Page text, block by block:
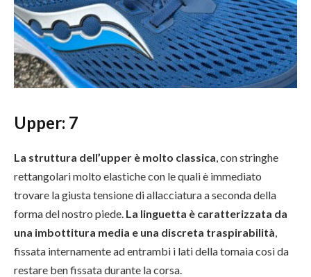
Upper: 7
La struttura dell’upper è molto classica, con stringhe
rettangolari molto elastiche con le quali è immediato
trovare la giusta tensione di allacciatura a seconda della
forma del nostro piede. La linguetta è caratterizzata da
una imbottitura media e una discreta traspirabilità,
fissata internamente ad entrambi i lati della tomaia così da
restare ben fissata durante la corsa.